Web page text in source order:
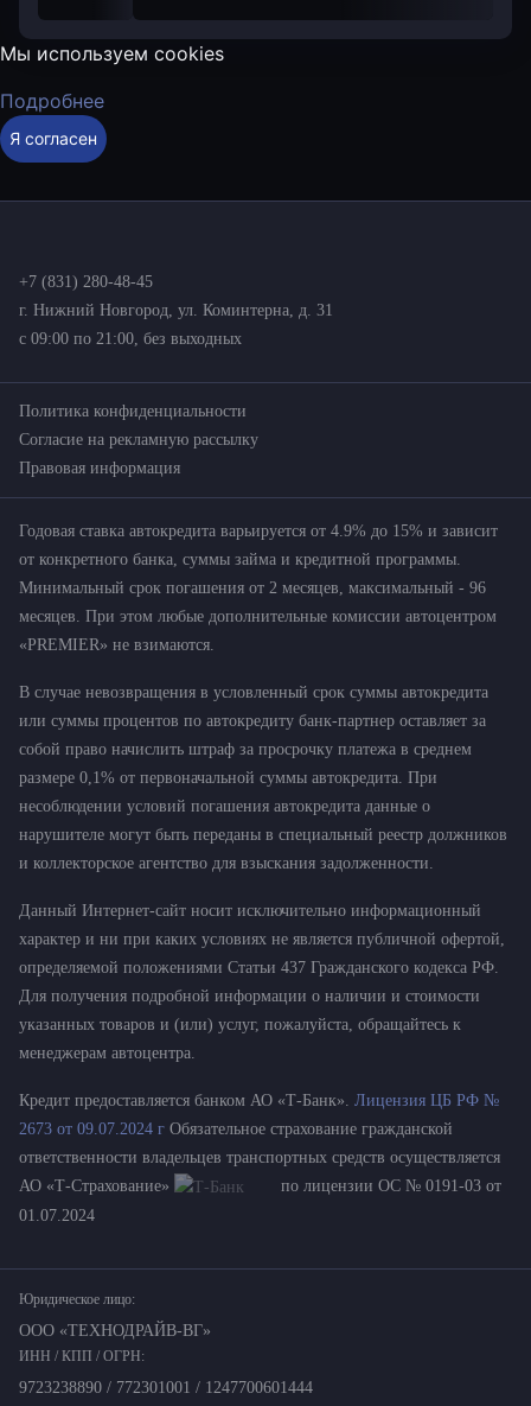
Мы используем cookies
Подробнее
Я согласен
+7 (831) 280-48-45
г. Нижний Новгород, ул. Коминтерна, д. 31
с 09:00 по 21:00, без выходных
Политика конфиденциальности
Согласие на рекламную рассылку
Правовая информация
Годовая ставка автокредита варьируется от 4.9% до 15% и зависит
от конкретного банка, суммы займа и кредитной программы.
Минимальный срок погашения от 2 месяцев, максимальный - 96
месяцев. При этом любые дополнительные комиссии автоцентром
«PREMIER» не взимаются.
В случае невозвращения в условленный срок суммы автокредита
или суммы процентов по автокредиту банк-партнер оставляет за
собой право начислить штраф за просрочку платежа в среднем
размере 0,1% от первоначальной суммы автокредита. При
несоблюдении условий погашения автокредита данные о
нарушителе могут быть переданы в специальный реестр должников
и коллекторское агентство для взыскания задолженности.
Данный Интернет-сайт носит исключительно информационный
характер и ни при каких условиях не является публичной офертой,
определяемой положениями Статьи 437 Гражданского кодекса РФ.
Для получения подробной информации о наличии и стоимости
указанных товаров и (или) услуг, пожалуйста, обращайтесь к
менеджерам автоцентра.
Кредит предоставляется банком АО «Т-Банк». Лицензия ЦБ РФ №
2673 от 09.07.2024 г Обязательное страхование гражданской
ответственности владельцев транспортных средств осуществляется
АО «Т-Страхование»
по лицензии ОС № 0191-03 от
01.07.2024
Юридическое лицо:
ООО «ТЕХНОДРАЙВ-ВГ»
ИНН / КПП / ОГРН:
9723238890 / 772301001 / 1247700601444